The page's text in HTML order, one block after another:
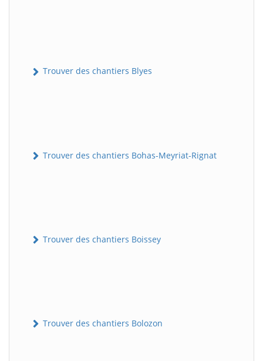
Trouver des chantiers Blyes
Trouver des chantiers Bohas-Meyriat-Rignat
Trouver des chantiers Boissey
Trouver des chantiers Bolozon